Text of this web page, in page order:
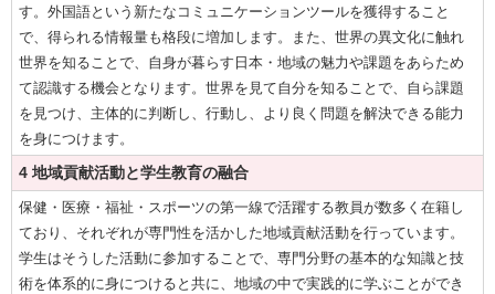
す。外国語という新たなコミュニケーションツールを獲得すること
で、得られる情報量も格段に増加します。また、世界の異文化に触れ
世界を知ることで、自身が暮らす日本・地域の魅力や課題をあらため
て認識する機会となります。世界を見て自分を知ることで、自ら課題
を見つけ、主体的に判断し、行動し、より良く問題を解決できる能力
を身につけます。
4 地域貢献活動と学生教育の融合
保健・医療・福祉・スポーツの第一線で活躍する教員が数多く在籍し
ており、それぞれが専門性を活かした地域貢献活動を行っています。
学生はそうした活動に参加することで、専門分野の基本的な知識と技
術を体系的に身につけると共に、地域の中で実践的に学ぶことができ